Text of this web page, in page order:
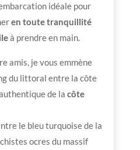
idéale pour
en toute tranquillité
à prendre en main.
amis, je vous emmène
du littoral entre la côte
de la côte
le bleu turquoise de la
ocres du massif